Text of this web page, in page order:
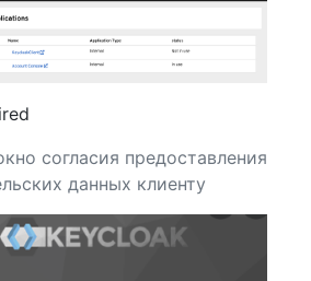
согласия предоставления
данных клиенту